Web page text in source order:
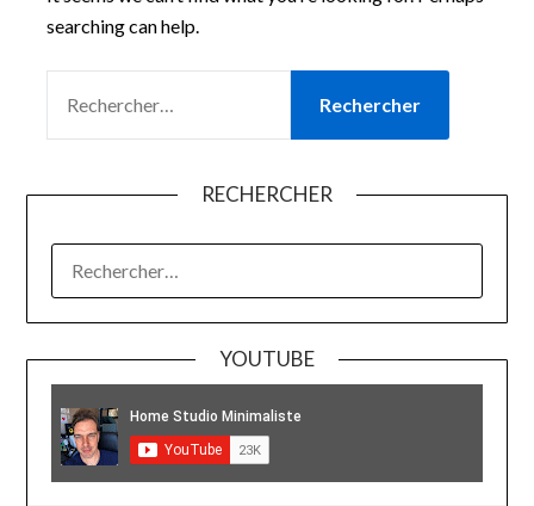
searching can help.
RECHERCHER
YOUTUBE